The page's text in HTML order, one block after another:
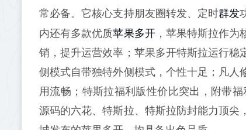
常必备。它核心支持朋友圈转发、定时群发
内还有多款优质苹果多开，苹果特斯拉作为
销，提升运营效率；苹果多开特斯拉运行
侧模式自带独特外侧模式，个性十足；凡
用流畅；特斯拉福利版性价比突出，附带
源码的六花、特斯拉、特斯拉防封能力顶